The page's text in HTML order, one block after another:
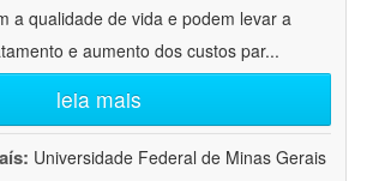
a qualidade de vida e podem levar a
e aumento dos custos par...
leia mais
Universidade Federal de Minas Gerais